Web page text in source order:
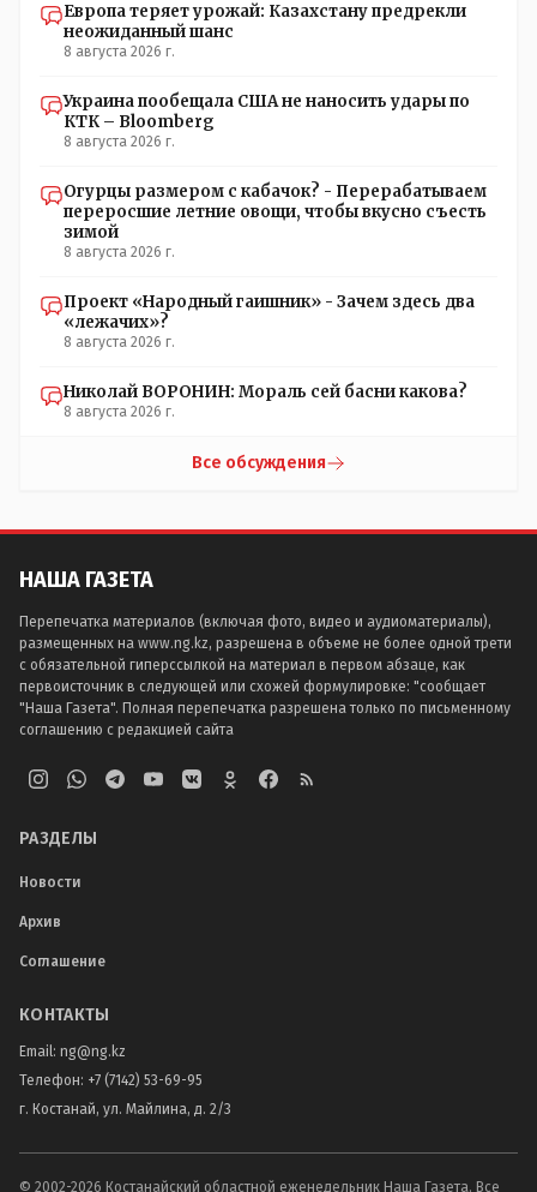
Европа теряет урожай: Казахстану предрекли
неожиданный шанс
8 августа 2026 г.
Украина пообещала США не наносить удары по
КТК – Bloomberg
8 августа 2026 г.
Огурцы размером с кабачок? - Перерабатываем
переросшие летние овощи, чтобы вкусно съесть
зимой
8 августа 2026 г.
Проект «Народный гаишник» - Зачем здесь два
«лежачих»?
8 августа 2026 г.
Николай ВОРОНИН: Мораль сей басни какова?
8 августа 2026 г.
Все обсуждения
НАША ГАЗЕТА
Перепечатка материалов (включая фото, видео и аудиоматериалы),
размещенных на www.ng.kz, разрешена в объеме не более одной трети
с обязательной гиперссылкой на материал в первом абзаце, как
первоисточник в следующей или схожей формулировке: "сообщает
"Наша Газета". Полная перепечатка разрешена только по письменному
соглашению с редакцией сайта
РАЗДЕЛЫ
Новости
Архив
Соглашение
КОНТАКТЫ
Email: ng@ng.kz
Телефон: +7 (7142) 53-69-95
г. Костанай, ул. Майлина, д. 2/3
© 2002-2026 Костанайский областной еженедельник Наша Газета. Все